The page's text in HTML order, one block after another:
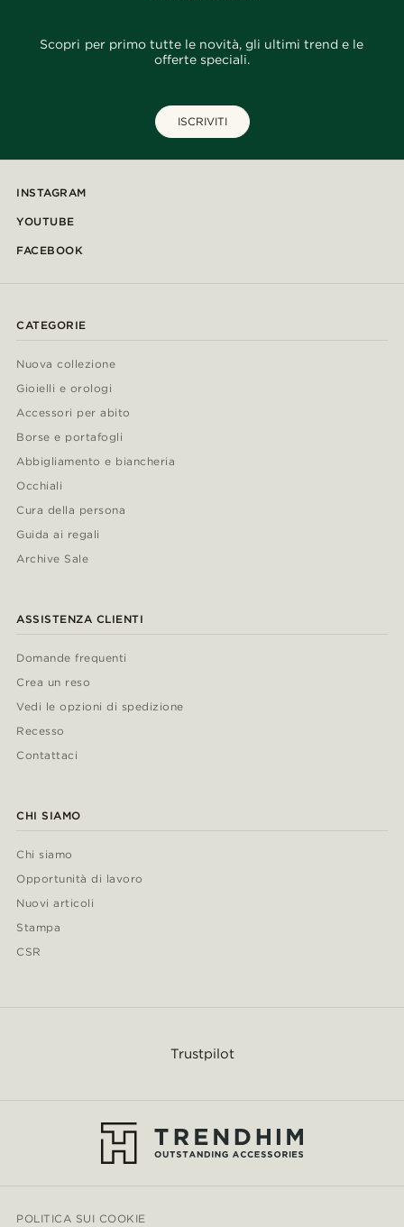
Scopri per primo tutte le novità, gli ultimi trend e le
offerte speciali.
ISCRIVITI
INSTAGRAM
YOUTUBE
FACEBOOK
CATEGORIE
Nuova collezione
Gioielli e orologi
Accessori per abito
Borse e portafogli
Abbigliamento e biancheria
Occhiali
Cura della persona
Guida ai regali
Archive Sale
ASSISTENZA CLIENTI
Domande frequenti
Crea un reso
Vedi le opzioni di spedizione
Recesso
Contattaci
CHI SIAMO
Chi siamo
Opportunità di lavoro
Nuovi articoli
Stampa
CSR
Trustpilot
POLITICA SUI COOKIE